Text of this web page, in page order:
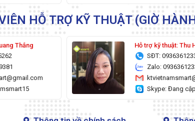
HỖ TRỢ KỸ THUẬT (GIỜ
Thắng
Hỗ trợ kỹ thuật: Thu
SĐT:
Zalo:
Skype: Đang